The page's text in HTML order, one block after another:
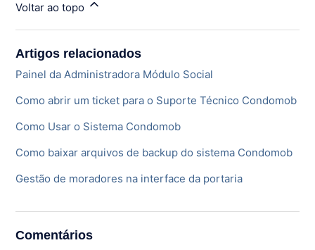
Voltar ao topo
Artigos relacionados
Painel da Administradora Módulo Social
Como abrir um ticket para o Suporte Técnico Condomob
Como Usar o Sistema Condomob
Como baixar arquivos de backup do sistema Condomob
Gestão de moradores na interface da portaria
Comentários